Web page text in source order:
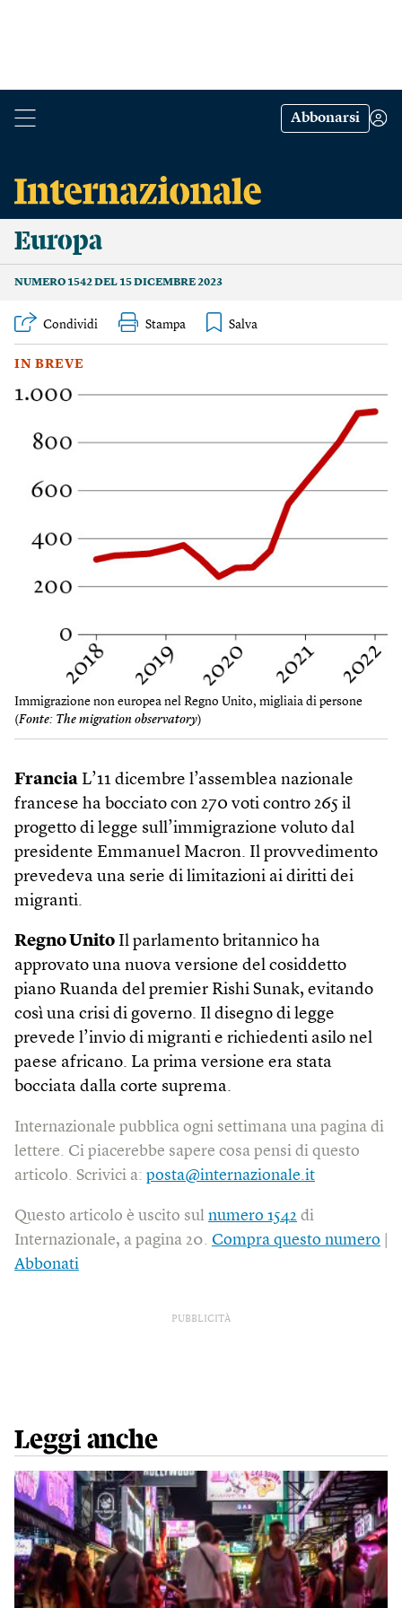
Abbonarsi
Europa
NUMERO 1542 DEL 15 DICEMBRE 2023
Condividi Stampa
IN BREVE
Immigrazione non europea nel Regno Unito, migliaia di persone
(Fonte: The migration observatory)
Francia L’11 dicembre l’assemblea nazionale
francese ha bocciato con 270 voti contro 265 il
progetto di legge sull’immigrazione voluto dal
presidente Emmanuel Macron. Il provvedimento
prevedeva una serie di limitazioni ai diritti dei
migranti.
Regno Unito Il parlamento britannico ha
approvato una nuova versione del cosiddetto
piano Ruanda del premier Rishi Sunak, evitando
così una crisi di governo. Il disegno di legge
prevede l’invio di migranti e richiedenti asilo nel
paese africano. La prima versione era stata
bocciata dalla corte suprema.
Internazionale pubblica ogni settimana una pagina di
lettere. Ci piacerebbe sapere cosa pensi di questo
articolo. Scrivici a: posta@internazionale.it
Questo articolo è uscito sul numero 1542 di
Internazionale, a pagina 20. Compra questo numero
Abbonati
PUBBLICITÀ
Leggi anche